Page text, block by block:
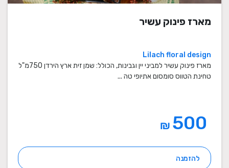
מארז פינוק עשיר
Lilach floral design
מארז פינוק עשיר למביני יין וגבינות, הכולל: שמן זית ארץ הירדן 750מ"ל
טחינת הטווס סומסום אתיופי טה ...
₪
להזמנה